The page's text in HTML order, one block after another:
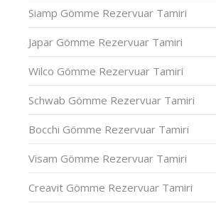
Siamp Gömme Rezervuar Tamiri
Japar Gömme Rezervuar Tamiri
Wilco Gömme Rezervuar Tamiri
Schwab Gömme Rezervuar Tamiri
Bocchi Gömme Rezervuar Tamiri
Visam Gömme Rezervuar Tamiri
Creavit Gömme Rezervuar Tamiri